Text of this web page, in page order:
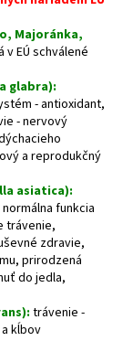
Majoránka,
v EÚ schválené
glabra):
- antioxidant,
- nervový
a reprodukčný
asiatica):
funkcia
trávenie,
zdravie,
prirodzená
do jedla,
trávenie -
kĺbov